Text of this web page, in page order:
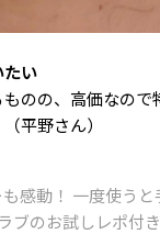
たい
ものの、高価なの
平野さん）
感動！ 一度使う
ブのお試しレポ付き